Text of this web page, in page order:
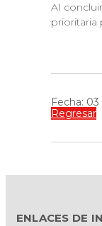
Al
prioritaria
Fecha:
Regresar
ENLACES DE